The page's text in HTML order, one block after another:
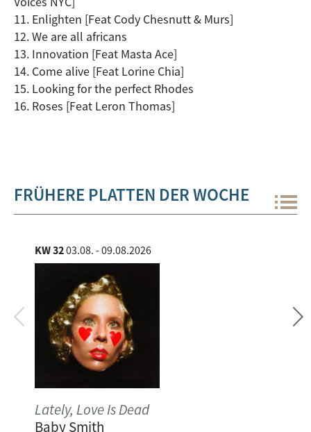
11. Enlighten [Feat Cody Chesnutt & Murs]
12. We are all africans
13. Innovation [Feat Masta Ace]
14. Come alive [Feat Lorine Chia]
15. Looking for the perfect Rhodes
16. Roses [Feat Leron Thomas]
FRÜHERE PLATTEN DER WOCHE
KW 3203.08. - 09.08.2026
Lately, Love Is Dead
Baby Smith